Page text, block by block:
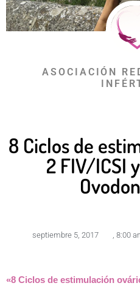
ASOCIACIÓN
8 Ciclos de
2 FIV/ICSI
septiembre 5, 2017 8:00
«8 Ciclos de estimulación